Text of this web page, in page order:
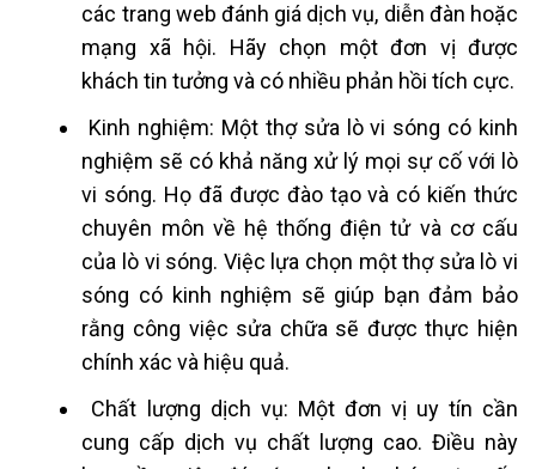
các trang web đánh giá dịch vụ, diễn đàn hoặc
mạng xã hội. Hãy chọn một đơn vị được
khách tin tưởng và có nhiều phản hồi tích cực.
Kinh nghiệm: Một thợ sửa lò vi sóng có kinh
nghiệm sẽ có khả năng xử lý mọi sự cố với lò
vi sóng. Họ đã được đào tạo và có kiến thức
chuyên môn về hệ thống điện tử và cơ cấu
của lò vi sóng. Việc lựa chọn một thợ sửa lò vi
sóng có kinh nghiệm sẽ giúp bạn đảm bảo
rằng công việc sửa chữa sẽ được thực hiện
chính xác và hiệu quả.
Chất lượng dịch vụ: Một đơn vị uy tín cần
cung cấp dịch vụ chất lượng cao. Điều này